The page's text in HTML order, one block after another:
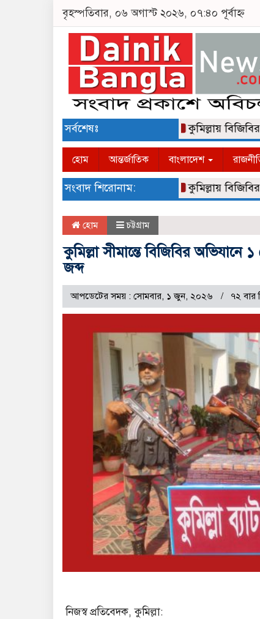
বৃহস্পতিবার, ০৬ অগাস্ট ২০২৬, ০৭:৪০ পূর্বাহ্ন
সর্বশেষঃ কুমিল্লায় বিজিবির
হোম আন্তর্জাতিক বাংলাদেশ
সংবাদ শিরোনাম: কুমিল্লায় বিজিবির
হোম চট্টগ্রাম
কুমিল্লা সীমান্তে বিজিবির
জব্দ
আপডেটের সময় : সোমবার, ১ জুন, ২০২৬ ৭২ বার
নিজস্ব প্রতিবেদক, কুমিল্লা: